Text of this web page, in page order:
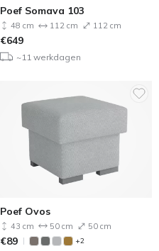
Poef Somava 103
48 cm 112 cm 112 cm
€649
~11 werkdagen
Poef Ovos
43 cm 50 cm 50 cm
€89 +2